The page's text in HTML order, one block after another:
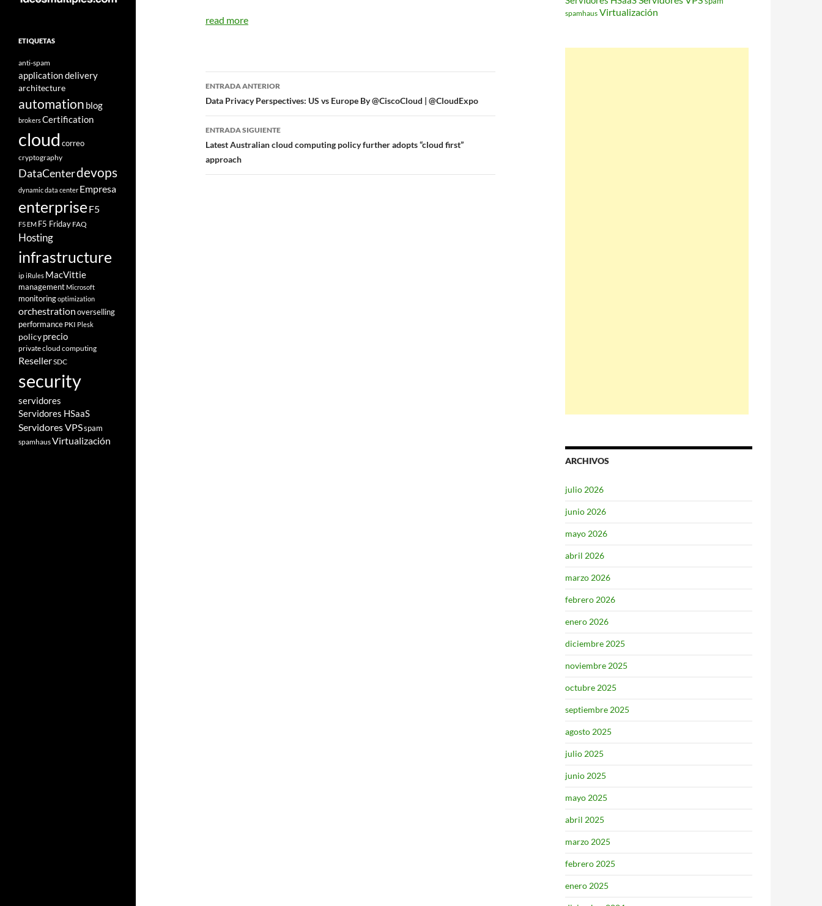
read more
Navegador
de
entradas
ENTRADA ANTERIOR
Data Privacy Perspectives: US vs Europe By @CiscoCloud | @CloudExpo
ENTRADA SIGUIENTE
Latest Australian cloud computing policy further adopts “cloud first”
approach
spamhaus Virtualización
ARCHIVOS
julio 2026
junio 2026
mayo 2026
abril 2026
marzo 2026
febrero 2026
enero 2026
diciembre 2025
noviembre 2025
octubre 2025
septiembre 2025
agosto 2025
julio 2025
junio 2025
mayo 2025
abril 2025
marzo 2025
febrero 2025
enero 2025
ETIQUETAS
anti-spam
application delivery
architecture
automation blog
brokersCertification
cloud correo
cryptography
DataCenterdevops
dynamic data center Empresa
enterprise F5
F5 EM F5 Friday FAQ
Hosting
infrastructure
ipiRules MacVittie
management Microsoft
monitoringoptimization
orchestrationoverselling
performance PKI Plesk
policyprecio
private cloud computing
ResellerSDC
security
servidores
Servidores HSaaS
Servidores VPSspam
spamhausVirtualización